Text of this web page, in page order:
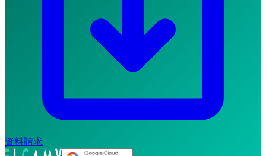
資料請求